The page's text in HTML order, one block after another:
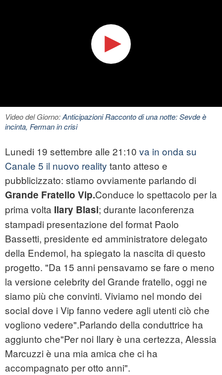
Video del Giorno:Anticipazioni Racconto di una notte: Sevde è
incinta, Ferman in crisi
Lunedi 19 settembre alle 21:10 va in onda su
Canale 5 il nuovo reality tanto atteso e
pubblicizzato: stiamo ovviamente parlando di
Grande Fratello Vip.Conduce lo spettacolo per la
prima volta Ilary Blasi; durante laconferenza
stampadi presentazione del format Paolo
Bassetti, presidente ed amministratore delegato
della Endemol, ha spiegato la nascita di questo
progetto. "Da 15 anni pensavamo se fare o meno
la versione celebrity del Grande fratello, oggi ne
siamo più che convinti. Viviamo nel mondo dei
social dove i Vip fanno vedere agli utenti ciò che
vogliono vedere".Parlando della conduttrice ha
aggiunto che"Per noi Ilary è una certezza, Alessia
Marcuzzi è una mia amica che ci ha
accompagnato per otto anni".